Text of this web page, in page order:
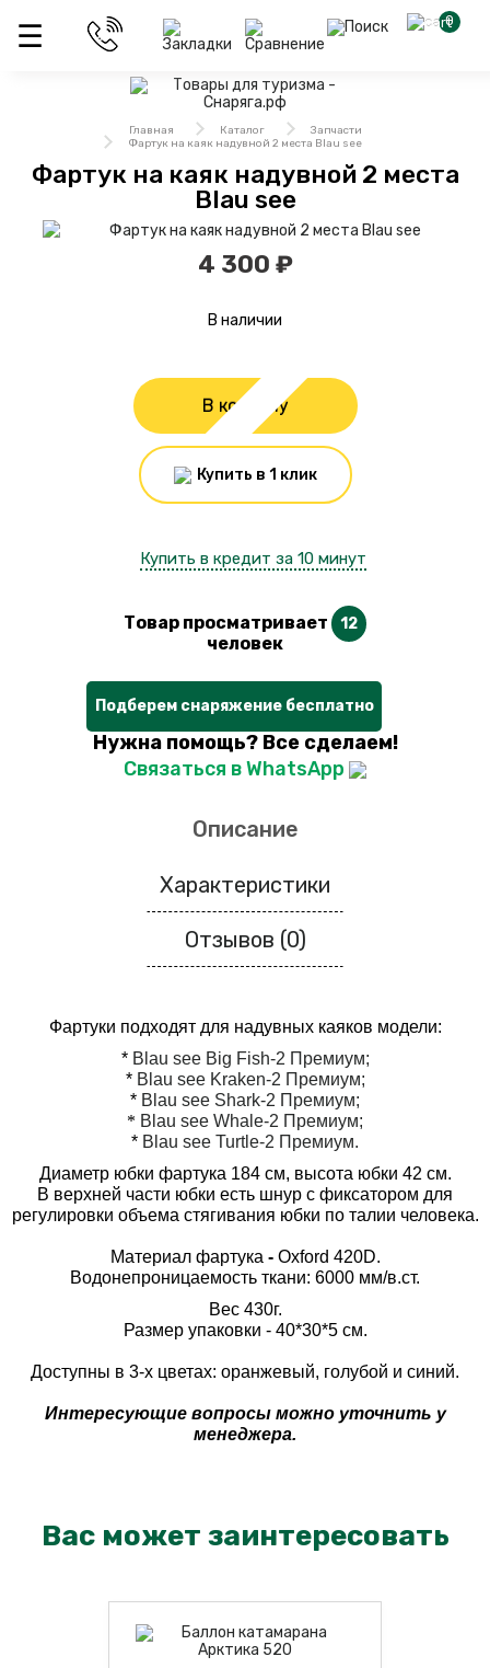
0
Главная Каталог
Запчасти
Фартук на каяк надувной 2 места Blau see
Фартук на каяк надувной 2 места
Blau see
4 300 ₽
В наличии
В корзину
Купить в 1 клик
Купить в кредит за 10 минут
Товар просматривает 12
человек
Подберем снаряжение бесплатно
Нужна помощь? Все сделаем!
Связаться в WhatsApp
Описание
Характеристики
Отзывов (0)
Фартуки подходят для надувных каяков модели:
* Blau see Big Fish-2 Премиум;
* Blau see Kraken-2 Премиум;
* Blau see Shark-2 Премиум;
* Blau see Whale-2 Премиум;
* Blau see Turtle-2 Премиум.
Диаметр юбки фартука 184 см, высота юбки 42 см.
В верхней части юбки есть шнур с фиксатором для
регулировки объема стягивания юбки по талии человека.
Материал фартука -Oxford 420D.
Водонепроницаемость ткани: 6000 мм/в.ст.
Вес 430г.
Размер упаковки - 40*30*5 см.
Доступны в 3-х цветах: оранжевый, голубой и синий.
Интересующие вопросы можно уточнить у
менеджера.
Вас может заинтересовать